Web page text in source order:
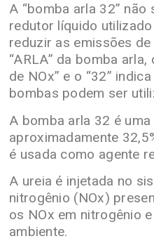
A “bomba arla 32”
redutor líquido
reduzir as emissões de
“ARLA” da bomba
de NOx” e o “32”
bombas podem ser
A bomba arla 32 é
aproximadamente
é usada como agente
A ureia é injetada no
nitrogênio (NOx)
os NOx em nitrogênio e
ambiente.